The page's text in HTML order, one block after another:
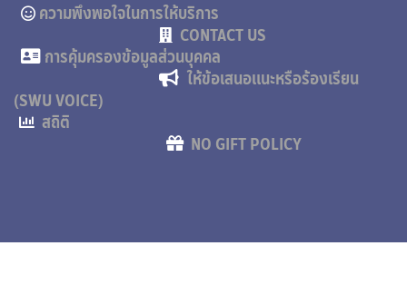
ความพึงพอใจในการให้บริการ
CONTACT US
การคุ้มครองข้อมูลส่วนบุคคล
ให้ข้อเสนอแนะหรือร้องเรียน
(SWU VOICE)
สถิติ
NO GIFT POLICY